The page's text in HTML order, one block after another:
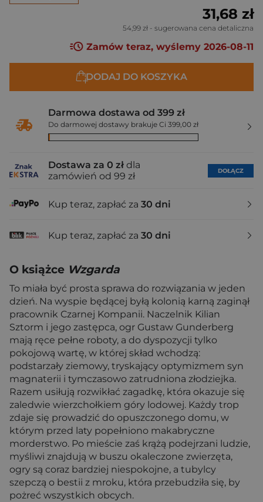
31,68 zł
54,99 zł - sugerowana cena detaliczna
Zamów teraz, wyślemy 2026-08-11
DODAJ DO KOSZYKA
Darmowa dostawa od 399 zł
Do darmowej dostawy brakuje Ci 399,00 zł
Dostawa za 0 zł dla
zamówień od 99 zł
DOŁĄCZ
Kup teraz, zapłać za 30 dni
Kup teraz, zapłać za 30 dni
O książce Wzgarda
To miała być prosta sprawa do rozwiązania w jeden
dzień. Na wyspie będącej byłą kolonią karną zaginął
pracownik Czarnej Kompanii. Naczelnik Kilian
Sztorm i jego zastępca, ogr Gustaw Gunderberg
mają ręce pełne roboty, a do dyspozycji tylko
pokojową wartę, w której skład wchodzą:
podstarzały ziemowy, tryskający optymizmem syn
magnaterii i tymczasowo zatrudniona złodziejka.
Razem usiłują rozwikłać zagadkę, która okazuje się
zaledwie wierzchołkiem góry lodowej. Każdy trop
zdaje się prowadzić do opuszczonego domu, w
którym przed laty popełniono makabryczne
morderstwo. Po mieście zaś krążą podejrzani ludzie,
myśliwi znajdują w buszu okaleczone zwierzęta,
ogry są coraz bardziej niespokojne, a tubylcy
szepczą o bestii z mroku, która przebudziła się, by
pożreć wszystkich obcych.